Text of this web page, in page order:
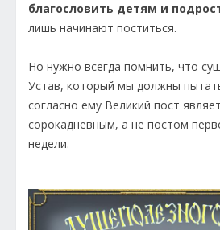
благословить детям и
лишь начинают поститься.
Но нужно всегда помнить, что
Устав, который мы должны
согласно ему Великий пост
сорокадневным, а не постом
недели.